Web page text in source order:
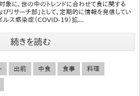
象に、世の中のトレンドに合わせて食に関する
びリサーチ部」として、定期的に情報を発信してい
ルス感染症（COVID-19）拡...
続きを読む
出前 中食 食事 料理